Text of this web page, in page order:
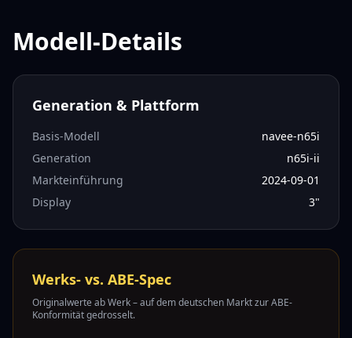
Modell-Details
Generation & Plattform
Basis-Modell
navee-n65i
Generation
n65i-ii
Markteinführung
2024-09-01
Display
3"
Werks- vs. ABE-Spec
Originalwerte ab Werk – auf dem deutschen Markt zur ABE-
Konformität gedrosselt.